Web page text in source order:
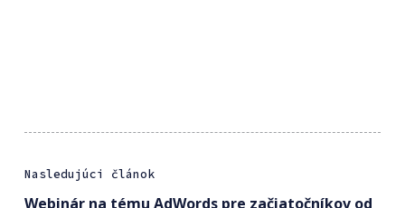
Nasledujúci článok
Webinár na tému AdWords pre začiatočníkov od